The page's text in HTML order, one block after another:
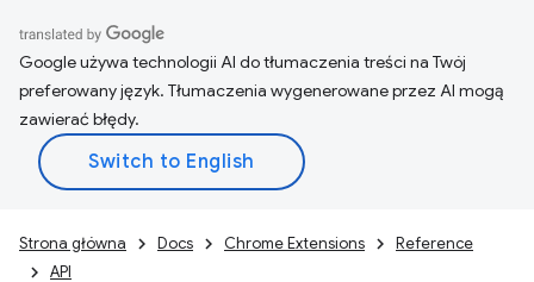
Google używa technologii AI do tłumaczenia treści na Twój
preferowany język. Tłumaczenia wygenerowane przez AI mogą
zawierać błędy.
Strona główna Docs Chrome Extensions
Reference
API